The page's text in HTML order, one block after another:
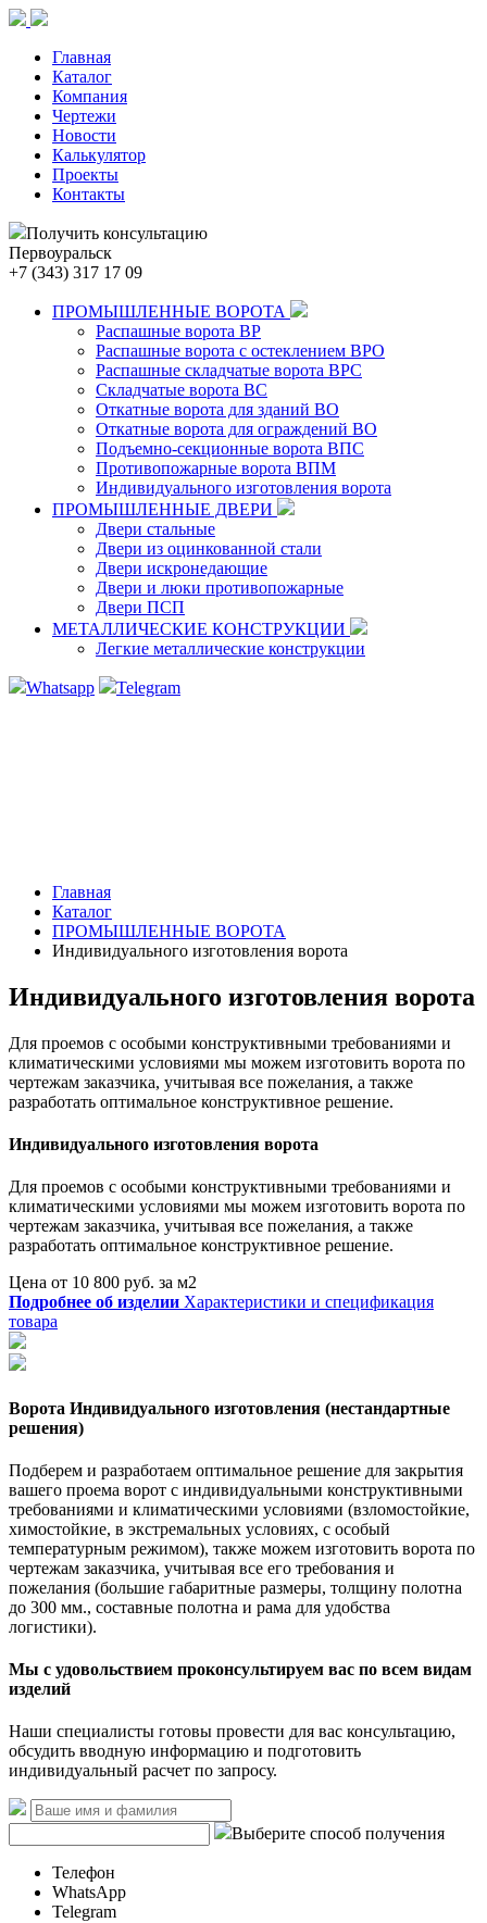
Главная
Каталог
Компания
Чертежи
Новости
Калькулятор
Проекты
Контакты
Получить консультацию
Первоуральск
+7 (343) 317 17 09
ПРОМЫШЛЕННЫЕ ВОРОТА
Распашные ворота ВР
Распашные ворота с остеклением ВРО
Распашные складчатые ворота ВРС
Складчатые ворота ВС
Откатные ворота для зданий ВО
Откатные ворота для ограждений ВО
Подъемно-секционные ворота ВПС
Противопожарные ворота ВПМ
Индивидуального изготовления ворота
ПРОМЫШЛЕННЫЕ ДВЕРИ
Двери стальные
Двери из оцинкованной стали
Двери искронедающие
Двери и люки противопожарные
Двери ПСП
МЕТАЛЛИЧЕСКИЕ КОНСТРУКЦИИ
Легкие металлические конструкции
Whatsapp Telegram
Главная
Каталог
ПРОМЫШЛЕННЫЕ ВОРОТА
Индивидуального изготовления ворота
Индивидуального изготовления ворота
Для проемов с особыми конструктивными требованиями и
климатическими условиями мы можем изготовить ворота по
чертежам заказчика, учитывая все пожелания, а также
разработать оптимальное конструктивное решение.
Индивидуального изготовления ворота
Для проемов с особыми конструктивными требованиями и
климатическими условиями мы можем изготовить ворота по
чертежам заказчика, учитывая все пожелания, а также
разработать оптимальное конструктивное решение.
Цена от 10 800 руб. за м2
Подробнее об изделии Характеристики и спецификация
товара
Ворота Индивидуального изготовления (нестандартные
решения)
Подберем и разработаем оптимальное решение для закрытия
вашего проема ворот с индивидуальными конструктивными
требованиями и климатическими условиями (взломостойкие,
химостойкие, в экстремальных условиях, с особый
температурным режимом), также можем изготовить ворота по
чертежам заказчика, учитывая все его требования и
пожелания (большие габаритные размеры, толщину полотна
до 300 мм., составные полотна и рама для удобства
логистики).
Мы с удовольствием проконсультируем вас по всем видам
изделий
Наши специалисты готовы провести для вас консультацию,
обсудить вводную информацию и подготовить
индивидуальный расчет по запросу.
Выберите способ получения
Телефон
WhatsApp
Telegram